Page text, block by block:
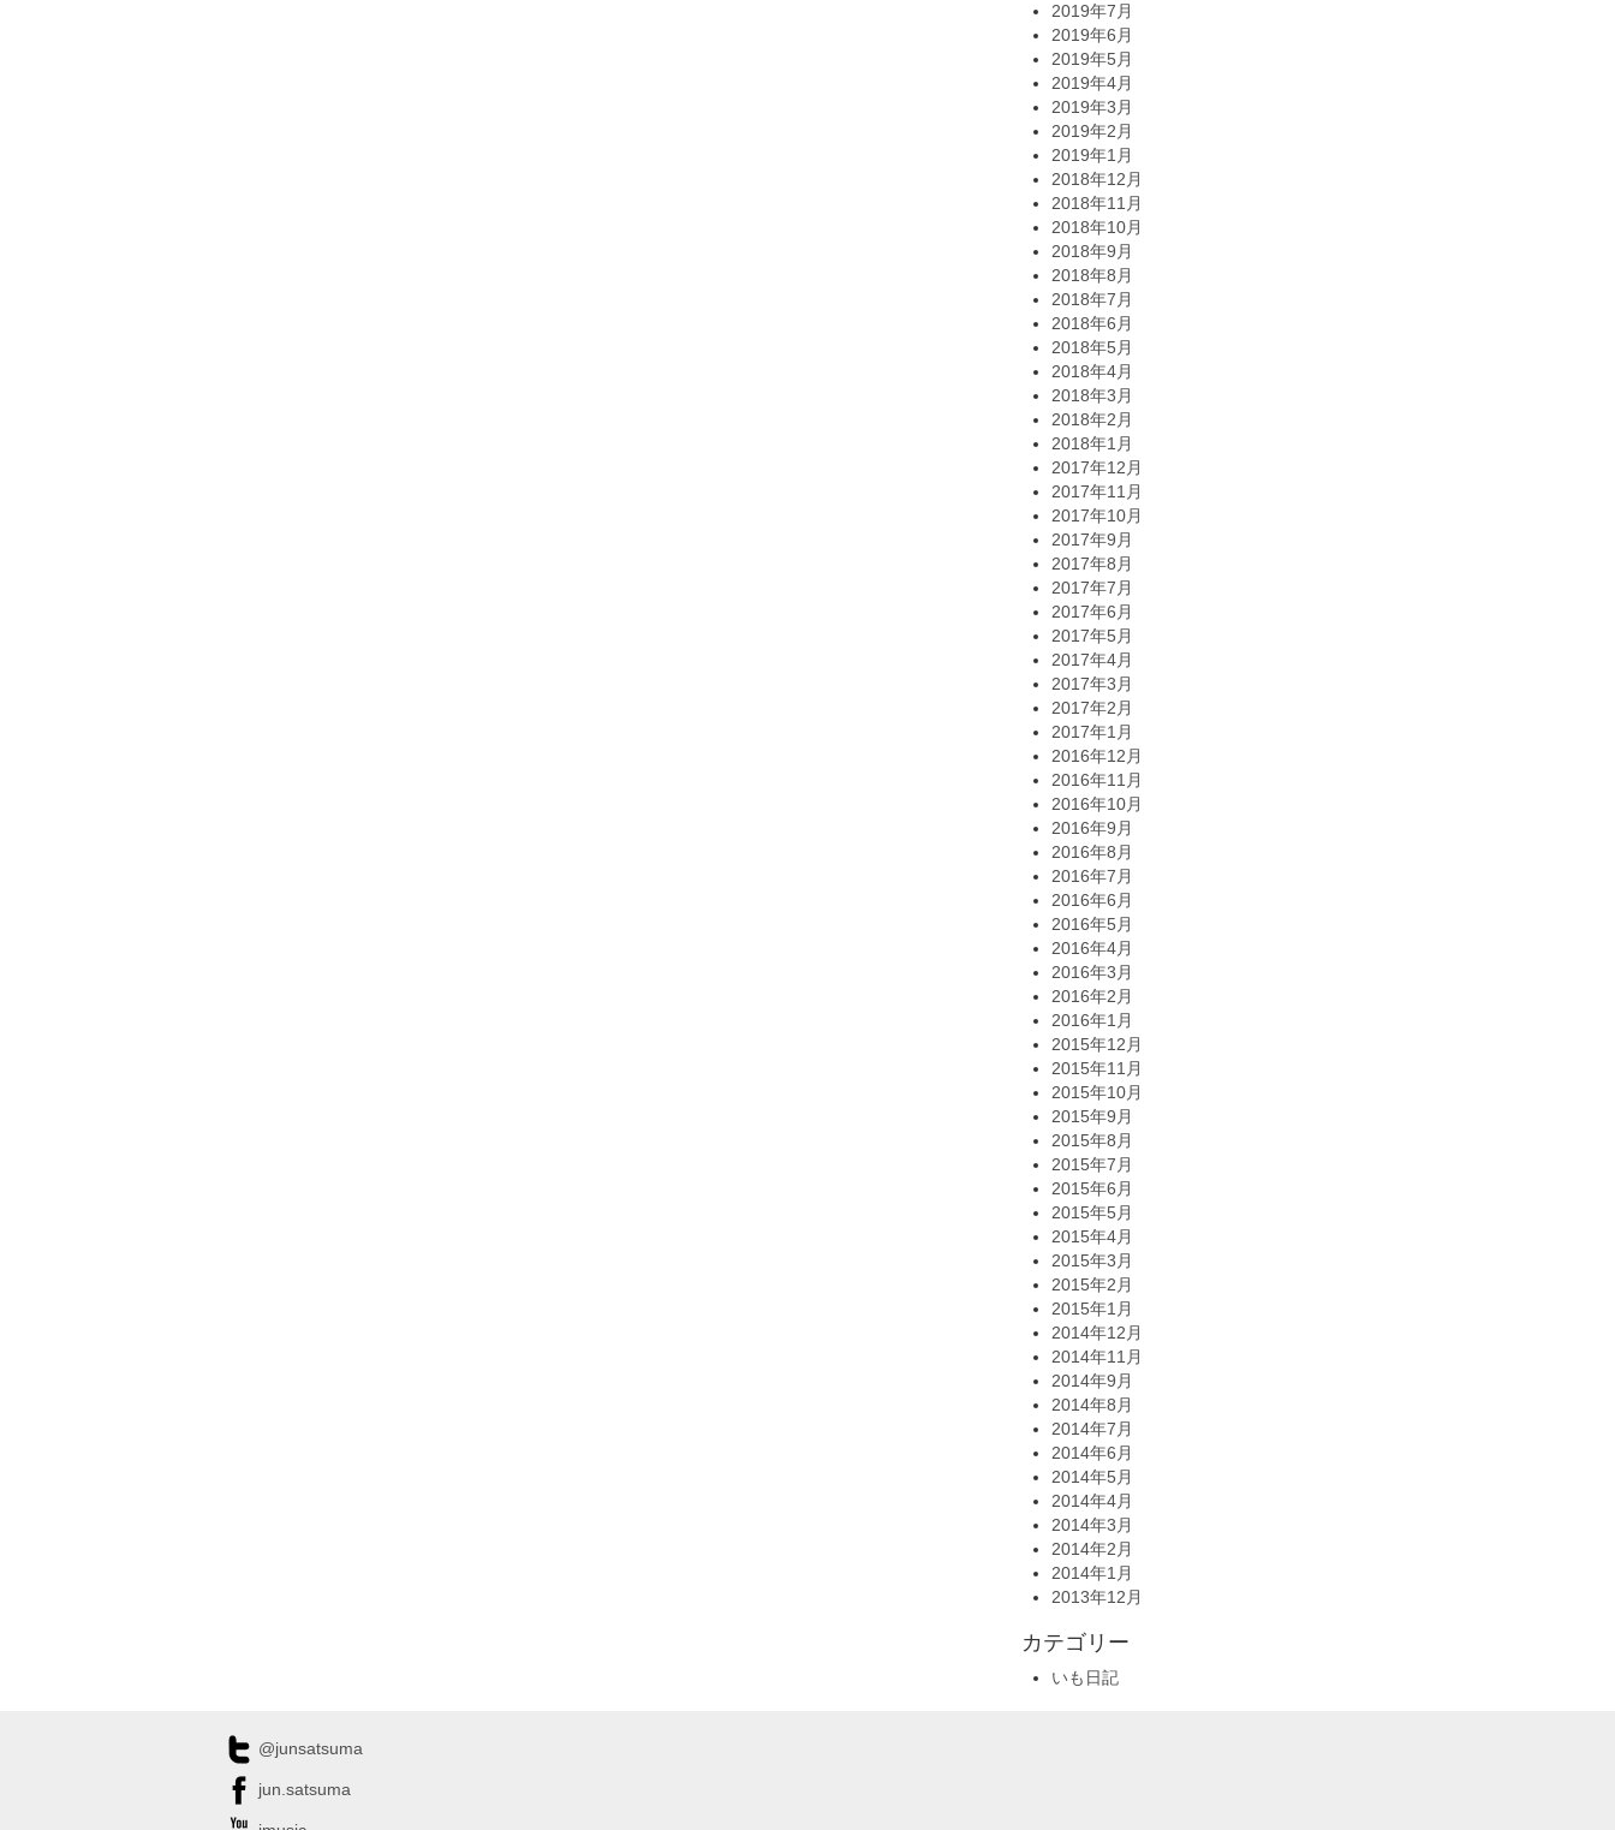
2019年7月
2019年6月
2019年5月
2019年4月
2019年3月
2019年2月
2019年1月
2018年12月
2018年11月
2018年10月
2018年9月
2018年8月
2018年7月
2018年6月
2018年5月
2018年4月
2018年3月
2018年2月
2018年1月
2017年12月
2017年11月
2017年10月
2017年9月
2017年8月
2017年7月
2017年6月
2017年5月
2017年4月
2017年3月
2017年2月
2017年1月
2016年12月
2016年11月
2016年10月
2016年9月
2016年8月
2016年7月
2016年6月
2016年5月
2016年4月
2016年3月
2016年2月
2016年1月
2015年12月
2015年11月
2015年10月
2015年9月
2015年8月
2015年7月
2015年6月
2015年5月
2015年4月
2015年3月
2015年2月
2015年1月
2014年12月
2014年11月
2014年9月
2014年8月
2014年7月
2014年6月
2014年5月
2014年4月
2014年3月
2014年2月
2014年1月
2013年12月
カテゴリー
いも日記
@junsatsuma
jun.satsuma